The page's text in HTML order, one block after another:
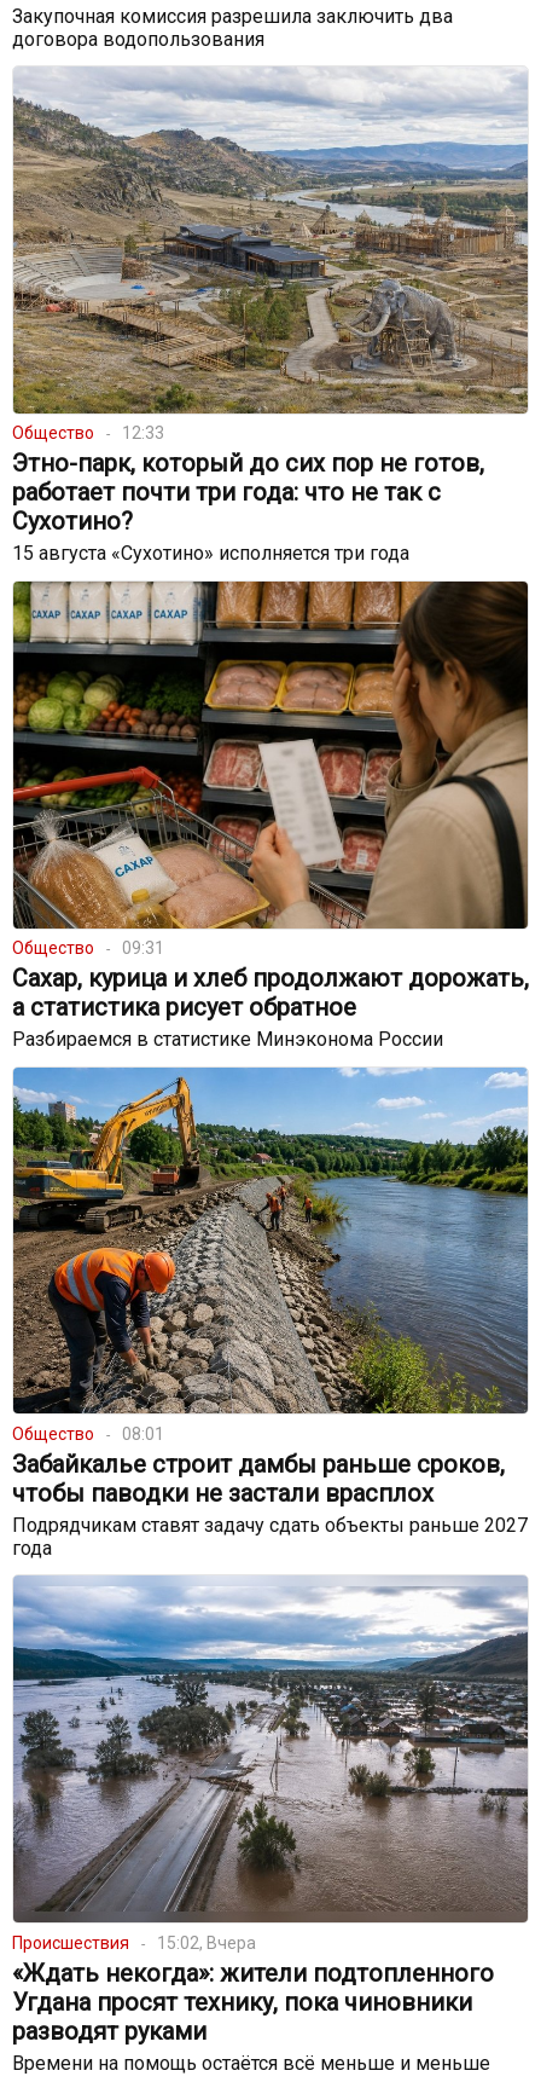
Закупочная комиссия разрешила заключить два
договора водопользования
Общество 12:33
Этно-парк, который до сих пор не готов,
работает почти три года: что не так с
Сухотино?
15 августа «Сухотино» исполняется три года
Общество 09:31
Сахар, курица и хлеб продолжают дорожать,
а статистика рисует обратное
Разбираемся в статистике Минэконома России
Общество 08:01
Забайкалье строит дамбы раньше сроков,
чтобы паводки не застали врасплох
Подрядчикам ставят задачу сдать объекты раньше 2027
года
Происшествия 15:02, Вчера
«Ждать некогда»: жители подтопленного
Угдана просят технику, пока чиновники
разводят руками
Времени на помощь остаётся всё меньше и меньше